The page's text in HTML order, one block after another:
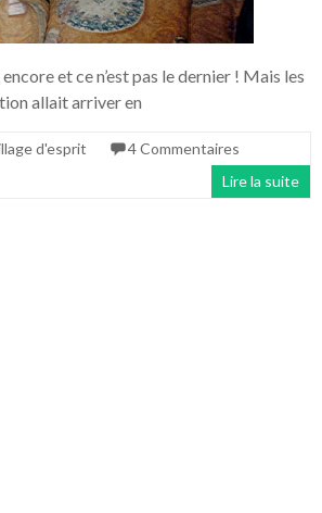
et ce n’est pas le dernier ! Mais les
allait arriver en
d'esprit
4 Commentaires
Lire la suite